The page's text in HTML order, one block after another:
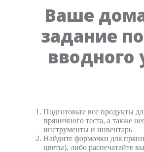
Ваше
задание
вводного
Подготовьте все продукты
пряничного теста, а также
инструменты и инвентарь
Найдите формочки для
цветы), либо распечатайте